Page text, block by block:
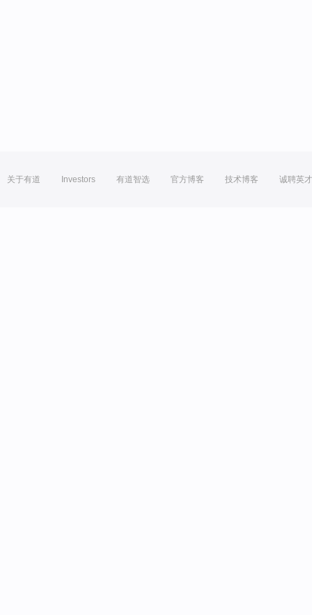
关于有道 Investors 有道智选 官方博客 技术博客 诚聘英才